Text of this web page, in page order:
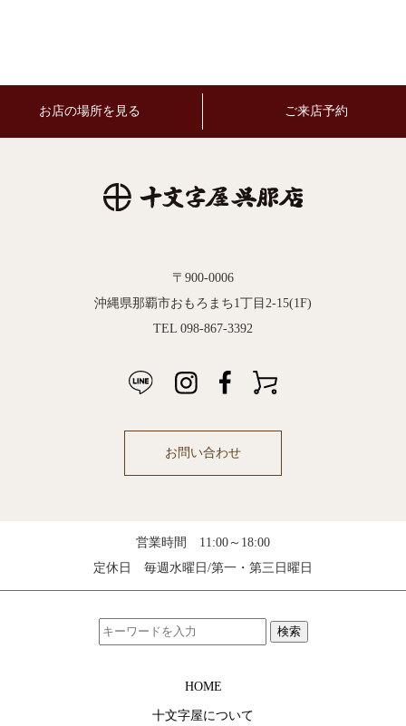
お店の場所を見る ご来店予約
〒900-0006
沖縄県那覇市おもろまち1丁目2-15(1F)
TEL 098-867-3392
お問い合わせ
営業時間 11:00～18:00
定休日 毎週水曜日/第一・第三日曜日
検索
HOME
十文字屋について